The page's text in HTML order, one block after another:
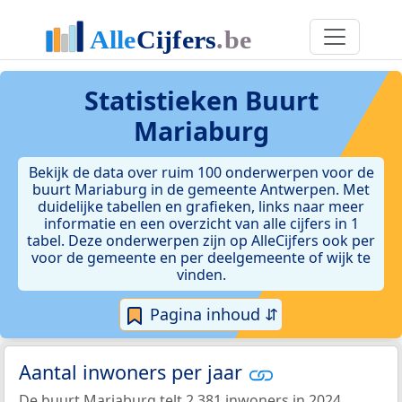
Statistieken Buurt
Mariaburg
Bekijk de data over ruim 100 onderwerpen voor de
buurt Mariaburg in de gemeente Antwerpen. Met
duidelijke tabellen en grafieken, links naar meer
informatie en een overzicht van alle cijfers in 1
tabel. Deze onderwerpen zijn op AlleCijfers ook per
voor de gemeente en per deelgemeente of wijk te
vinden.
Pagina inhoud ⇵
Aantal inwoners per jaar